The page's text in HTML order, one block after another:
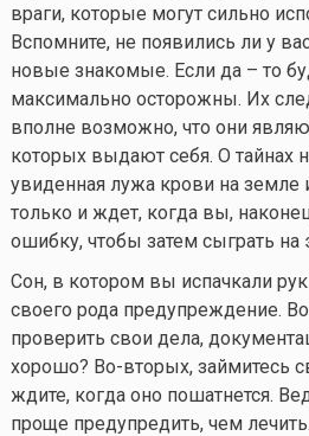
враги, которые могут сильно
Вспомните, не появились ли у
новые знакомые. Если да – то
максимально осторожны. Их
вполне возможно, что они
которых выдают себя. О тайнах
увиденная лужа крови на земле
только и ждет, когда вы,
ошибку, чтобы затем сыграть на
Сон, в котором вы испачкали
своего рода предупреждение.
проверить свои дела,
хорошо? Во-вторых, займитесь
ждите, когда оно пошатнется.
проще предупредить, чем